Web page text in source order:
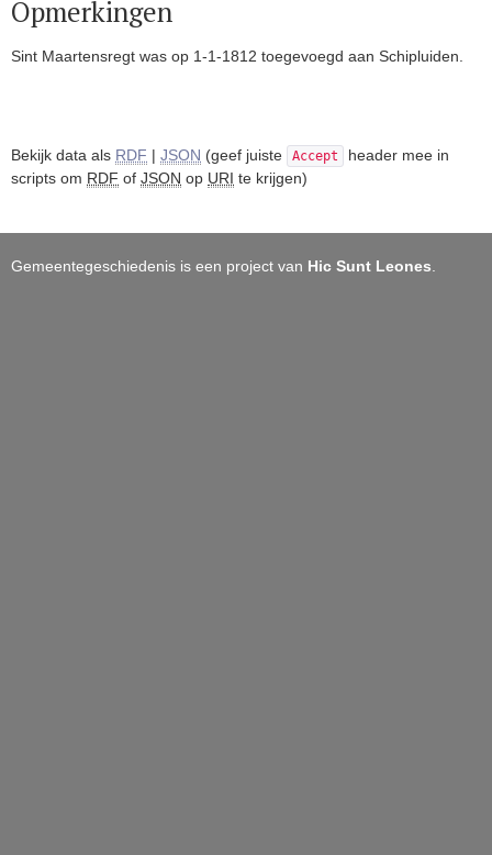
Opmerkingen
Sint Maartensregt was op 1-1-1812 toegevoegd aan Schipluiden.
Bekijk data als RDF | JSON (geef juiste Accept
header mee in
scripts om RDF of JSON op URI te krijgen)
Gemeentegeschiedenis is een project van Hic Sunt Leones